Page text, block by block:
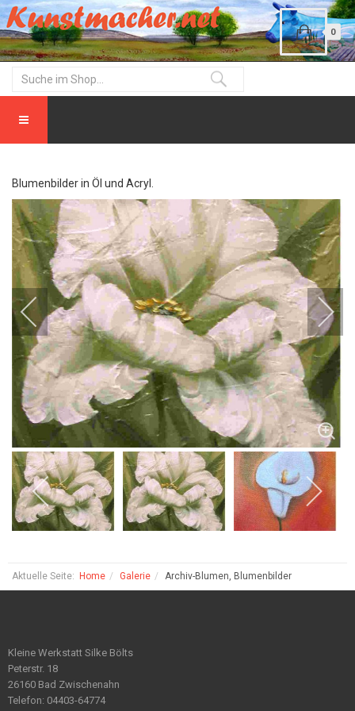
0
Blumenbilder in Öl und Acryl.
Aktuelle Seite: Home Galerie Archiv-Blumen, Blumenbilder
Kleine Werkstatt Silke Bölts
Peterstr. 18
26160 Bad Zwischenahn
Telefon: 04403-64774